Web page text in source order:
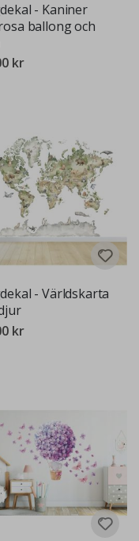
- Kaniner
ballong och
kr
- Världskarta
kr
5 stjärnor